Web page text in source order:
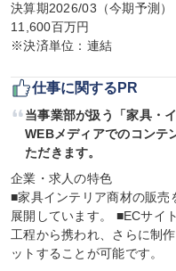
決算期2026/03（今期予測
11,600百万円
※決済単位：連結
仕事に関するPR
当事業部が扱う「家具・
WEBメディアでのコンテ
ただきます。
企業・求人の特色
■家具インテリア商材の販売
展開しています。 ■ECサイ
工程から携われ、さらに制
ットすることが可能です。